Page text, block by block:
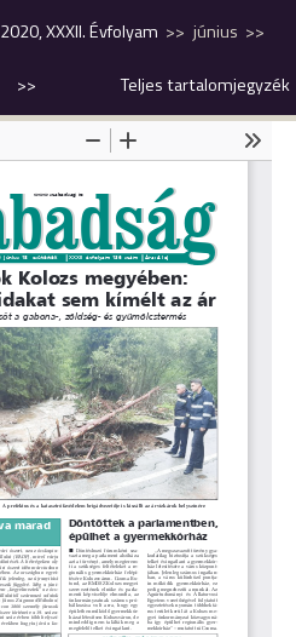
2020, XXXII. Évfolyam
június
>> Teljes tartalomjegyzék